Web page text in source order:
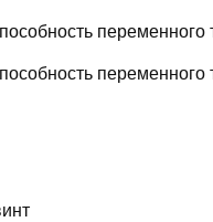
переменного